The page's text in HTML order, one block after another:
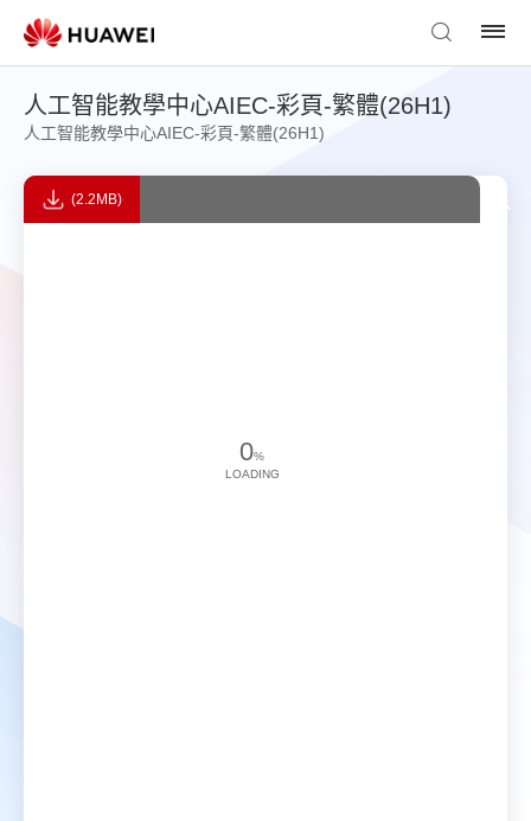
人工智能教學中心AIEC-彩頁-繁體(26H1)
人工智能教學中心AIEC-彩頁-繁體(26H1)
(2.2MB)
0%
LOADING